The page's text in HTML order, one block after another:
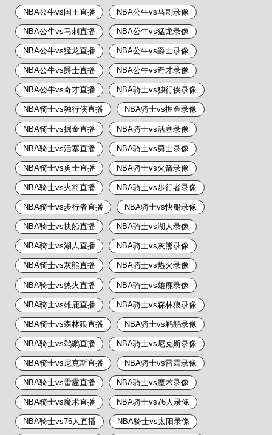
NBA公牛vs国王直播 NBA公牛vs马刺录像
NBA公牛vs马刺直播 NBA公牛vs猛龙录像
NBA公牛vs猛龙直播 NBA公牛vs爵士录像
NBA公牛vs爵士直播 NBA公牛vs奇才录像
NBA公牛vs奇才直播 NBA骑士vs独行侠录像
NBA骑士vs独行侠直播 NBA骑士vs掘金录像
NBA骑士vs掘金直播 NBA骑士vs活塞录像
NBA骑士vs活塞直播 NBA骑士vs勇士录像
NBA骑士vs勇士直播 NBA骑士vs火箭录像
NBA骑士vs火箭直播 NBA骑士vs步行者录像
NBA骑士vs步行者直播 NBA骑士vs快船录像
NBA骑士vs快船直播 NBA骑士vs湖人录像
NBA骑士vs湖人直播 NBA骑士vs灰熊录像
NBA骑士vs灰熊直播 NBA骑士vs热火录像
NBA骑士vs热火直播 NBA骑士vs雄鹿录像
NBA骑士vs雄鹿直播 NBA骑士vs森林狼录像
NBA骑士vs森林狼直播 NBA骑士vs鹈鹕录像
NBA骑士vs鹈鹕直播 NBA骑士vs尼克斯录像
NBA骑士vs尼克斯直播 NBA骑士vs雷霆录像
NBA骑士vs雷霆直播 NBA骑士vs魔术录像
NBA骑士vs魔术直播 NBA骑士vs76人录像
NBA骑士vs76人直播 NBA骑士vs太阳录像